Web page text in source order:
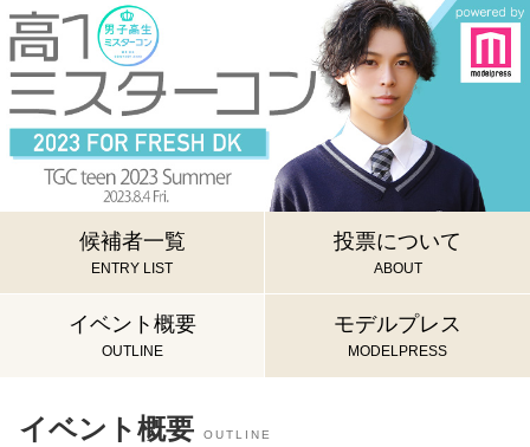
候補者一覧
ENTRY LIST
投票について
ABOUT
イベント概要
OUTLINE
モデルプレス
MODELPRESS
イベント概要 OUTLINE